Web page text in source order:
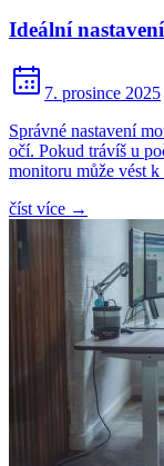
Ideální
7. prosince 2025
Správné nastavení
očí. Pokud trávíš u
monitoru může vést k
číst více →